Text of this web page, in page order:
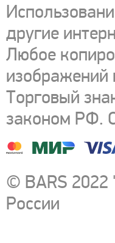
другие
Любое
изображений
Торговый
законом РФ.
© BARS
России